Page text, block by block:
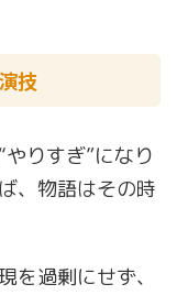
技
りすぎ”になり
、物語はその時
を過剰にせず、